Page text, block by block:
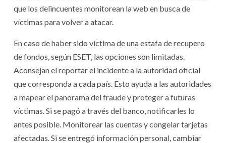
que los delincuentes monitorean la web en busca de
víctimas para volver a atacar.
En caso de haber sido víctima de una estafa de recupero
de fondos, según ESET, las opciones son limitadas.
Aconsejan el reportar el incidente a la autoridad oficial
que corresponda a cada país. Esto ayuda a las autoridades
a mapear el panorama del fraude y proteger a futuras
víctimas. Si se pagó a través del banco, notificarles lo
antes posible. Monitorear las cuentas y congelar tarjetas
afectadas. Si se entregó información personal, cambiar